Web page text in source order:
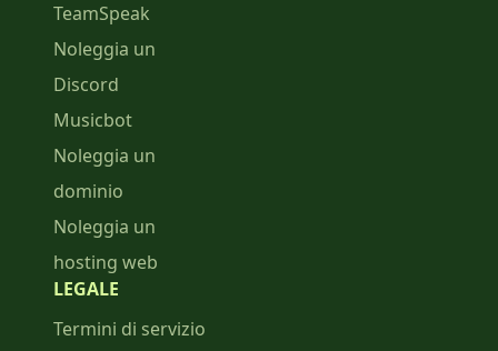
TeamSpeak
Noleggia un
Discord
Musicbot
Noleggia un
dominio
Noleggia un
hosting web
LEGALE
Termini di servizio